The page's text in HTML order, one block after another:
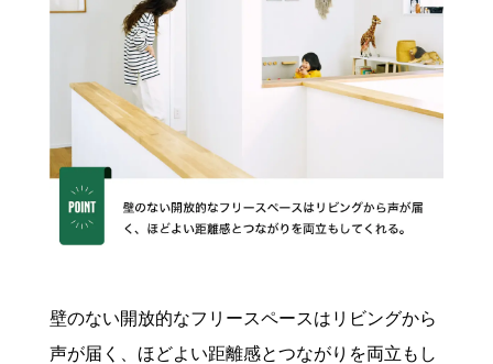
壁のない開放的なフリースペースはリビングから
声が届く、ほどよい距離感とつながりを両立もし